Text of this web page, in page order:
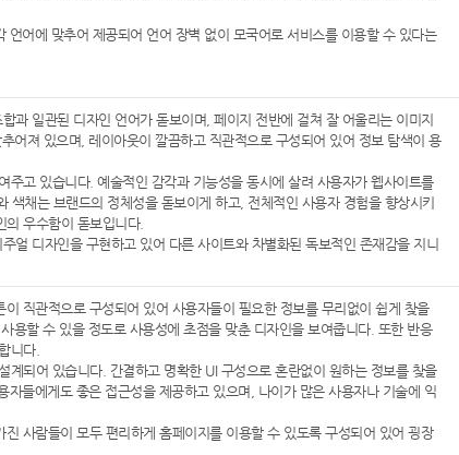
어에 맞추어 제공되어 언어 장벽 없이 모국어로 서비스를 이용할 수 있다는
과 일관된 디자인 언어가 돋보이며, 페이지 전반에 걸쳐 잘 어울리는 이미지
어져 있으며, 레이아웃이 깔끔하고 직관적으로 구성되어 있어 정보 탐색이 용
고 있습니다. 예술적인 감각과 기능성을 동시에 살려 사용자가 웹사이트를
채는 브랜드의 정체성을 돋보이게 하고, 전체적인 사용자 경험을 향상시키
우수함이 돋보입니다.
얼 디자인을 구현하고 있어 다른 사이트와 차별화된 독보적인 존재감을 지니
직관적으로 구성되어 있어 사용자들이 필요한 정보를 무리없이 쉽게 찾을
용할 수 있을 정도로 사용성에 초점을 맞춘 디자인을 보여줍니다. 또한 반응
니다.
되어 있습니다. 간결하고 명확한 UI 구성으로 혼란없이 원하는 정보를 찾을
들에게도 좋은 접근성을 제공하고 있으며, 나이가 많은 사용자나 기술에 익
사람들이 모두 편리하게 홈페이지를 이용할 수 있도록 구성되어 있어 굉장